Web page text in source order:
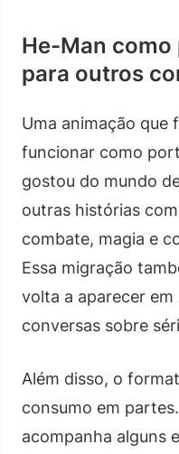
He-Man
para outros
Uma animação que
funcionar como
gostou do mundo
outras histórias
combate, magia e
Essa migração
volta a aparecer
conversas sobre
Além disso, o
consumo em
acompanha alguns